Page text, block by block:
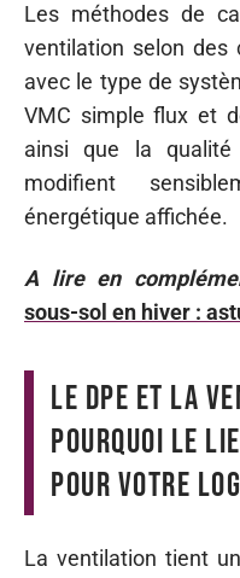
Les méthodes de
ventilation selon des
avec le type de
VMC simple flux et
ainsi que la qualité
modifient
énergétique affichée.
A lire en
sous-sol en hiver :
Le DPE et la
pourquoi le
pour votre
La ventilation tient